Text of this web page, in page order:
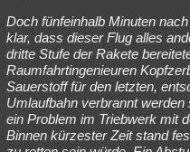
Doch fünfeinhalb Minuten
klar, dass dieser Flug alles
dritte Stufe der Rakete
Raumfahrtingenieuren
Sauerstoff für den letzten,
Umlaufbahn verbrannt
ein Problem im Triebwerk mit
Binnen kürzester Zeit stand